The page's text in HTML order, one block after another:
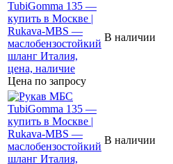
Цена по запросу
В наличии
В наличии